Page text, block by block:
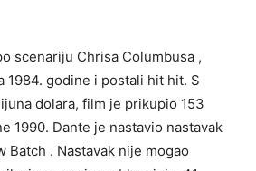
scenariju Chrisa Columbusa ,
1984. godine i postali hit hit. S
dolara, film je prikupio 153
1990. Dante je nastavio nastavak
Batch . Nastavak nije mogao